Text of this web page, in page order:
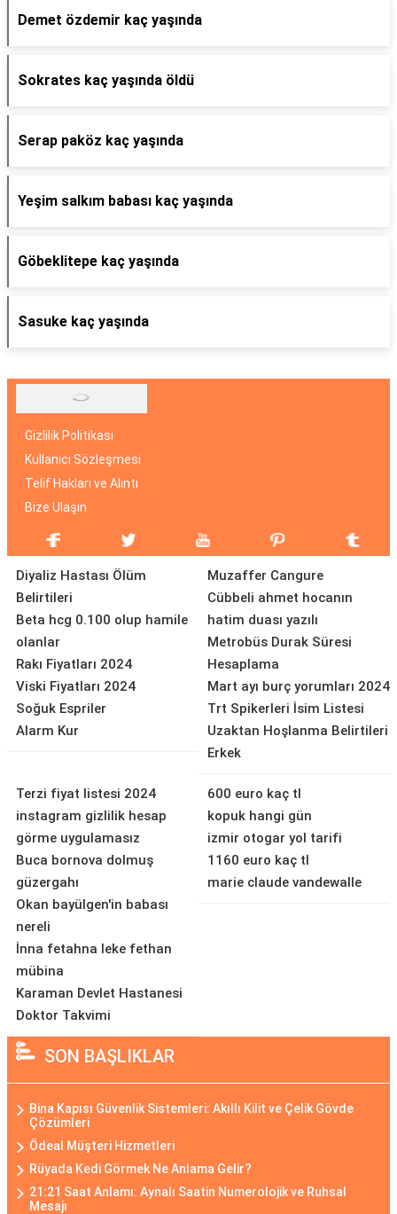
Demet özdemir kaç yaşında
Sokrates kaç yaşında öldü
Serap paköz kaç yaşında
Yeşim salkım babası kaç yaşında
Göbeklitepe kaç yaşında
Sasuke kaç yaşında
Gizlilik Politikası
Kullanıcı Sözleşmesi
Telif Hakları ve Alıntı
Bize Ulaşın
Diyaliz Hastası Ölüm
Belirtileri
Beta hcg 0.100 olup hamile
olanlar
Rakı Fiyatları 2024
Viski Fiyatları 2024
Soğuk Espriler
Alarm Kur
Muzaffer Cangure
Cübbeli ahmet hocanın
hatim duası yazılı
Metrobüs Durak Süresi
Hesaplama
Mart ayı burç yorumları 2024
Trt Spikerleri İsim Listesi
Uzaktan Hoşlanma Belirtileri
Erkek
Terzi fiyat listesi 2024
instagram gizlilik hesap
görme uygulamasız
Buca bornova dolmuş
güzergahı
Okan bayülgen'in babası
nereli
İnna fetahna leke fethan
mübina
Karaman Devlet Hastanesi
Doktor Takvimi
600 euro kaç tl
kopuk hangi gün
izmir otogar yol tarifi
1160 euro kaç tl
marie claude vandewalle
SON BAŞLIKLAR
Bina Kapısı Güvenlik Sistemleri: Akıllı Kilit ve Çelik Gövde
Çözümleri
Ödeal Müşteri Hizmetleri
Rüyada Kedi Görmek Ne Anlama Gelir?
21:21 Saat Anlamı: Aynalı Saatin Numerolojik ve Ruhsal
Mesajı